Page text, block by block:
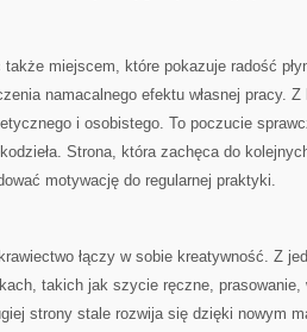
miejscem, które pokazuje radość
namacalnego efektu własnej pracy. Z
i osobistego. To poczucie
Strona, która zachęca do
motywację do regularnej praktyki.
łączy w sobie kreatywność. Z
takich jak szycie ręczne,
strony stale rozwija się dzięki nowym